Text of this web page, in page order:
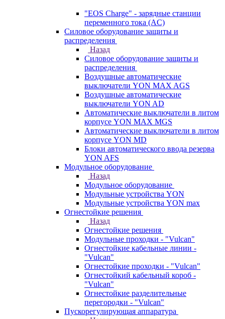
"EOS Charge" - зарядные станции
переменного тока (AC)
Силовое оборудование защиты и
распределения
Назад
Силовое оборудование защиты и
распределения
Воздушные автоматические
выключатели YON MAX AGS
Воздушные автоматические
выключатели YON AD
Автоматические выключатели в литом
корпусе YON MAX MGS
Автоматические выключатели в литом
корпусе YON MD
Блоки автоматического ввода резерва
YON AFS
Модульное оборудование
Назад
Модульное оборудование
Модульные устройства YON
Модульные устройства YON max
Огнестойкие решения
Назад
Огнестойкие решения
Модульные проходки - "Vulcan"
Огнестойкие кабельные линии -
"Vulcan"
Огнестойкие проходки - "Vulcan"
Огнестойкий кабельный короб -
"Vulcan"
Огнестойкие разделительные
перегородки - "Vulcan"
Пускорегулирующая аппаратура